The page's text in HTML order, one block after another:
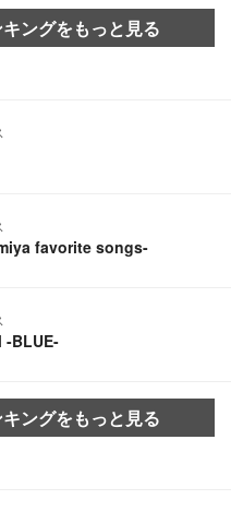
ングをもっと見る
favorite songs-
-BLUE-
ングをもっと見る